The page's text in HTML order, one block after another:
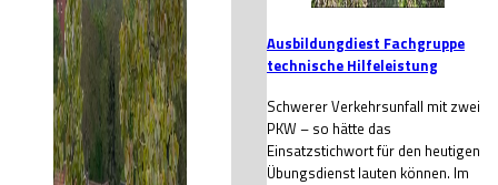
Ausbildungdiest Fachgruppe
technische Hilfeleistung
Schwerer Verkehrsunfall mit zwei
PKW – so hätte das
Einsatzstichwort für den heutigen
Übungsdienst lauten können. Im